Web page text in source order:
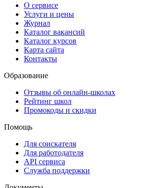
О сервисе
Услуги и цены
Журнал
Каталог вакансий
Каталог курсов
Карта сайта
Контакты
Образование
Отзывы об онлайн-школах
Рейтинг школ
Промокоды и скидки
Помощь
Для соискателя
Для работодателя
API сервиса
Служба поддержки